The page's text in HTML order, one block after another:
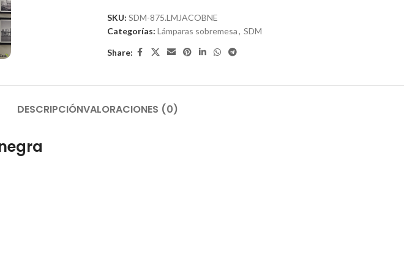
SKU: SDM-875.LMJACOBNE
Categorías: Lámparas sobremesa, SDM
Share:
DESCRIPCIÓNVALORACIONES (0)